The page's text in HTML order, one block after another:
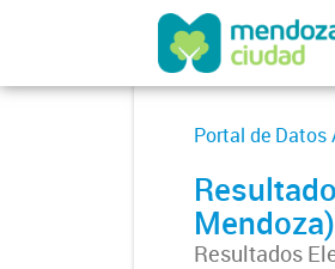
Portal de Datos
Mendoza)
Resultados